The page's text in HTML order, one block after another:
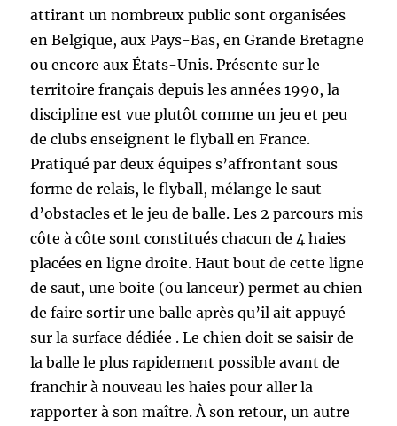
attirant un nombreux public sont organisées
en Belgique, aux Pays-Bas, en Grande Bretagne
ou encore aux États-Unis. Présente sur le
territoire français depuis les années 1990, la
discipline est vue plutôt comme un jeu et peu
de clubs enseignent le flyball en France.
Pratiqué par deux équipes s’affrontant sous
forme de relais, le flyball, mélange le saut
d’obstacles et le jeu de balle. Les 2 parcours mis
côte à côte sont constitués chacun de 4 haies
placées en ligne droite. Haut bout de cette ligne
de saut, une boite (ou lanceur) permet au chien
de faire sortir une balle après qu’il ait appuyé
sur la surface dédiée . Le chien doit se saisir de
la balle le plus rapidement possible avant de
franchir à nouveau les haies pour aller la
rapporter à son maître. À son retour, un autre